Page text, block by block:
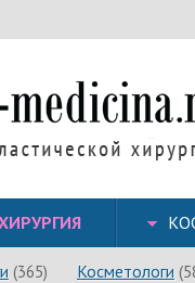
(365) Косметологи